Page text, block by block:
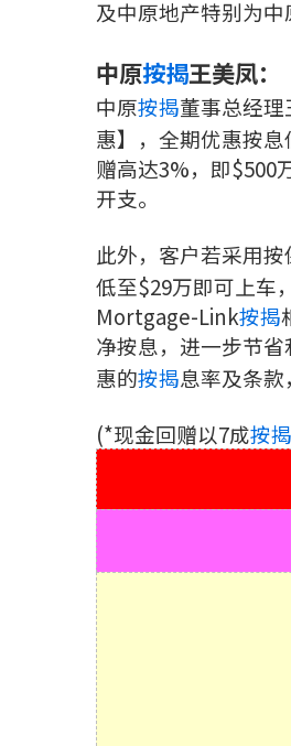
及中原地产特别为中
中原按揭王美凤：
中原按揭董事总经
惠】，全期优惠按
赠高达3%，即$500
开支。
此外，客户若采用按
低至$29万即可上车，
Mortgage-Link按揭
净按息，进一步节
惠的按揭息率及条款
(*现金回赠以7成按揭